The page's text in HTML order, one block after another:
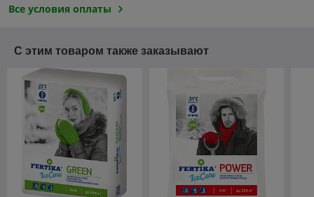
Все условия оплаты
С этим товаром также заказывают